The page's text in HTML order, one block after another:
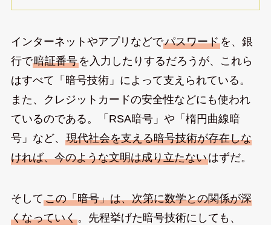
インターネットやアプリなどでパスワードを、銀
行で暗証番号を入力したりするだろうが、これら
はすべて「暗号技術」によって支えられている。
また、クレジットカードの安全性などにも使われ
ているのである。「RSA暗号」や「楕円曲線暗
号」など、 現代社会を支える暗号技術が存在しな
ければ、今のような文明は成り立たないはずだ。
そしてこの「暗号」は、次第に数学との関係が深
くなっていく。先程挙げた暗号技術にしても、